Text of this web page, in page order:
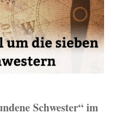
Schwester“ im